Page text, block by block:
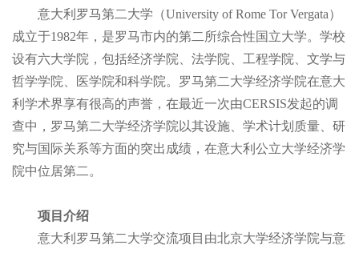
意大利罗马第二大学（University of Rome Tor Vergata）
成立于1982年，是罗马市内的第二所综合性国立大学。学校
设有六大学院，包括经济学院、法学院、工程学院、文学与
哲学学院、医学院和科学院。罗马第二大学经济学院在意大
利学术界享有很高的声誉，在最近一次由CERSIS发起的调
查中，罗马第二大学经济学院以其设施、学术计划质量、研
究与国际关系等方面的突出成绩，在意大利公立大学经济学
院中位居第二。
项目介绍
意大利罗马第二大学交流项目由北京大学经济学院与意